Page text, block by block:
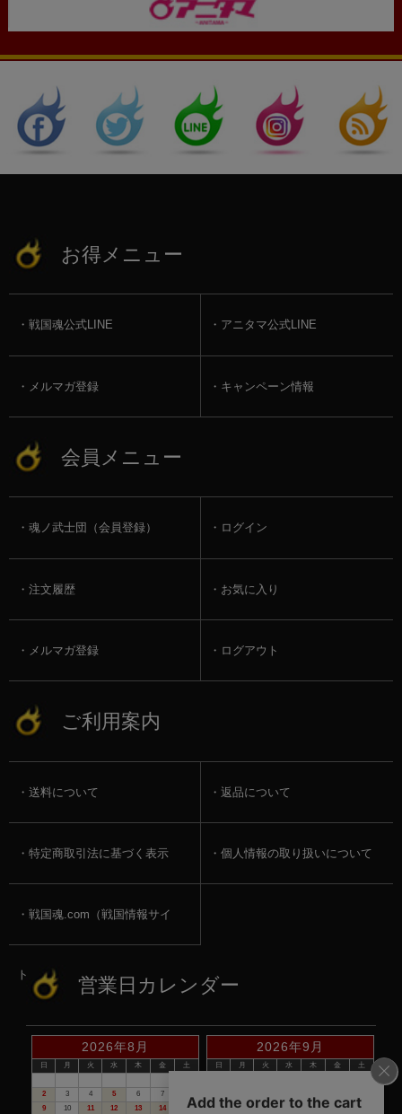
お得メニュー
戦国魂公式LINE アニタマ公式LINE
メルマガ登録 キャンペーン情報
会員メニュー
魂ノ武士団（会員登録） ログイン
注文履歴 お気に入り
メルマガ登録 ログアウト
ご利用案内
送料について 返品について
特定商取引法に基づく表示 個人情報の取り扱いについて
戦国魂.com（戦国情報サイ
ト） 営業日カレンダー
2026年8月
日 月 火 水 木 金
土
2
3 4 5 6 7
9
10 11 12 13 14 15
2026年9月
日 月 火 水 木 金
土
13
14 15 16 17 18 19